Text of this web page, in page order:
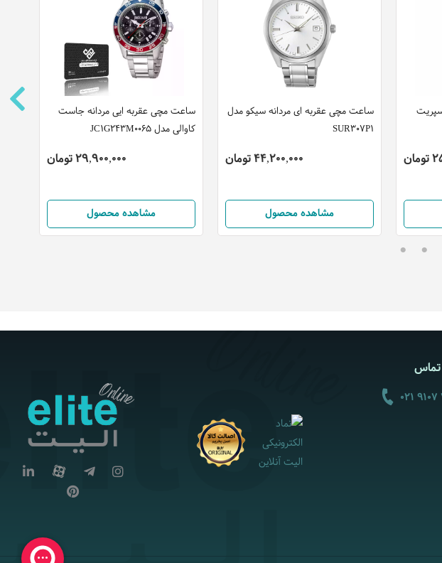
ساعت مچی عقربه ایی مردانه جاست
کاوالی مدل JC1G243M0065
29,900,000 تومان
مشاهده محصول
ساعت مچی عقربه ای مردانه سیکو مدل
SUR307P1
44,200,000 تومان
مشاهده محصول
تماس
021